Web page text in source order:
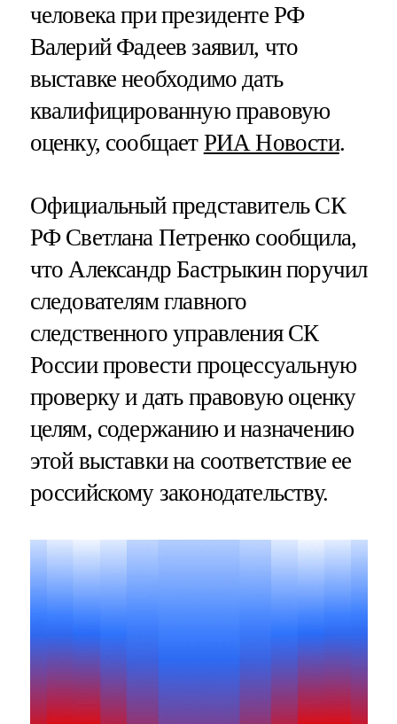
человека при президенте РФ
Валерий Фадеев заявил, что
выставке необходимо дать
квалифицированную правовую
оценку, сообщает РИА Новости.
Официальный представитель СК
РФ Светлана Петренко сообщила,
что Александр Бастрыкин поручил
следователям главного
следственного управления СК
России провести процессуальную
проверку и дать правовую оценку
целям, содержанию и назначению
этой выставки на соответствие ее
российскому законодательству.